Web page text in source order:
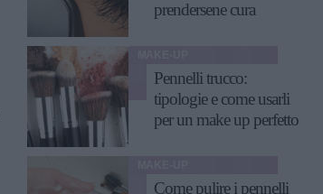
prendersene cura
Pennelli trucco:
tipologie e come usarli
per un make up perfetto
Come pulire i pennelli